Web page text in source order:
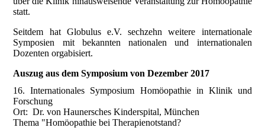
statt.
Seitdem hat Globulus e.V. sechzehn weitere internationale
Symposien mit bekannten nationalen und internationalen
Dozenten orgabisiert.
Auszug aus dem Symposium von Dezember 2017
16. Internationales Symposium Homöopathie in Klinik und
Forschung
Ort: Dr. von Haunersches Kinderspital, München
Thema "Homöopathie bei Therapienotstand?